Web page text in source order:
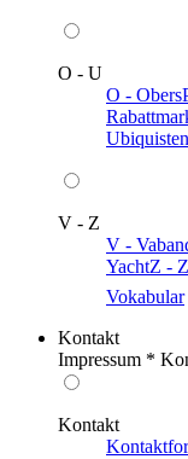
O - U
O - Obers
Ubiquisten
V - Z
V -
YachtZ -
Vokabular
Kontakt
Impressum *
Kontakt